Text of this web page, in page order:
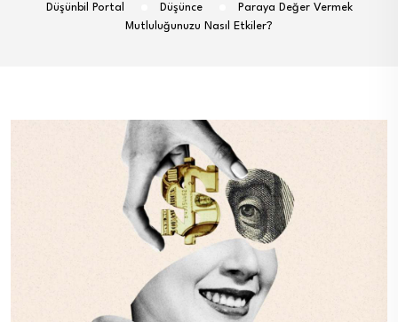
Düşünbil Portal Düşünce
Paraya Değer Vermek
Mutluluğunuzu Nasıl Etkiler?